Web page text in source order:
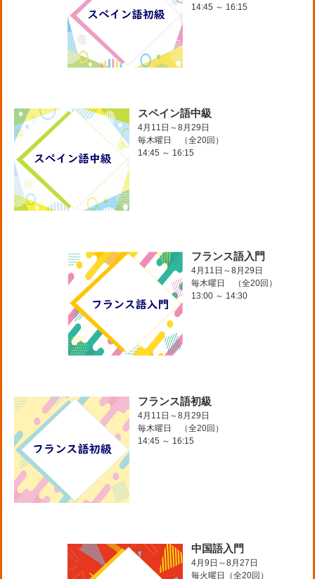
14:45 ～ 16:15
スペイン語中級
4月11日～8月29日
毎木曜日 （全20回）
14:45 ～ 16:15
フランス語入門
4月11日～8月29日
毎木曜日 （全20回）
13:00 ～ 14:30
フランス語初級
4月11日～8月29日
毎木曜日 （全20回）
14:45 ～ 16:15
中国語入門
4月9日～8月27日
毎火曜日（全20回）